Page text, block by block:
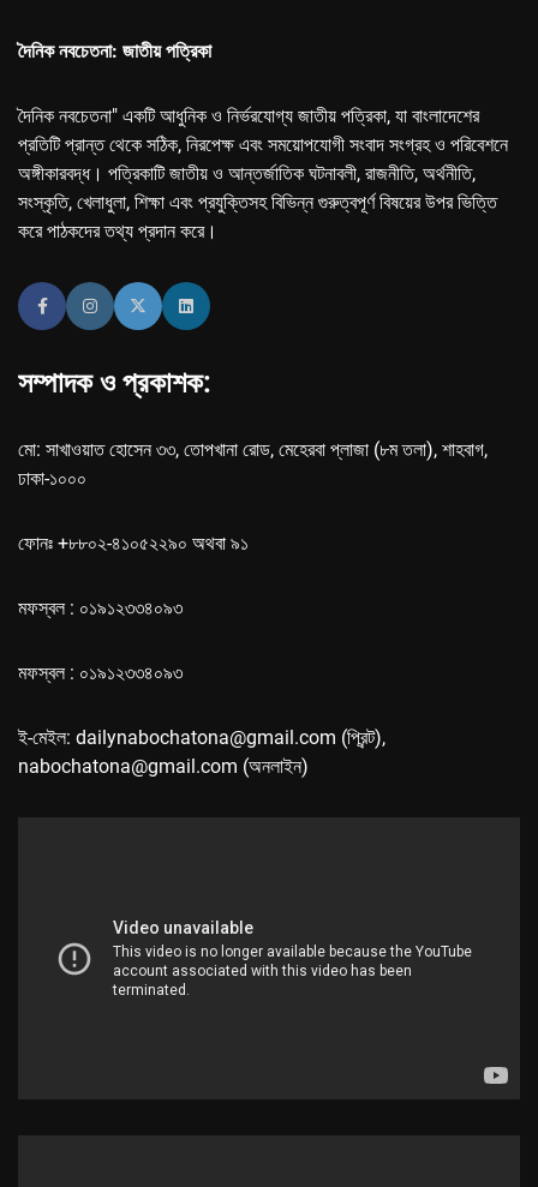
দৈনিক নবচেতনা: জাতীয় পত্রিকা
দৈনিক নবচেতনা" একটি আধুনিক ও নির্ভরযোগ্য জাতীয় পত্রিকা, যা বাংলাদেশের
প্রতিটি প্রান্ত থেকে সঠিক, নিরপেক্ষ এবং সময়োপযোগী সংবাদ সংগ্রহ ও পরিবেশনে
অঙ্গীকারবদ্ধ। পত্রিকাটি জাতীয় ও আন্তর্জাতিক ঘটনাবলী, রাজনীতি, অর্থনীতি,
সংস্কৃতি, খেলাধুলা, শিক্ষা এবং প্রযুক্তিসহ বিভিন্ন গুরুত্বপূর্ণ বিষয়ের উপর ভিত্তি
করে পাঠকদের তথ্য প্রদান করে।
সম্পাদক ও প্রকাশক:
মো: সাখাওয়াত হোসেন ৩৩, তোপখানা রোড, মেহেরবা প্লাজা (৮ম তলা), শাহবাগ,
ঢাকা-১০০০
ফোনঃ +৮৮০২-৪১০৫২২৯০ অথবা ৯১
মফস্বল : ০১৯১২৩৩৪০৯৩
মফস্বল : ০১৯১২৩৩৪০৯৩
ই-মেইল: dailynabochatona@gmail.com (প্রিন্ট),
nabochatona@gmail.com (অনলাইন)